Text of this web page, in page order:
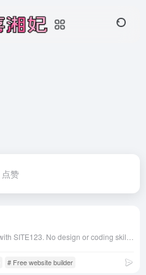
点赞
# Free website builder